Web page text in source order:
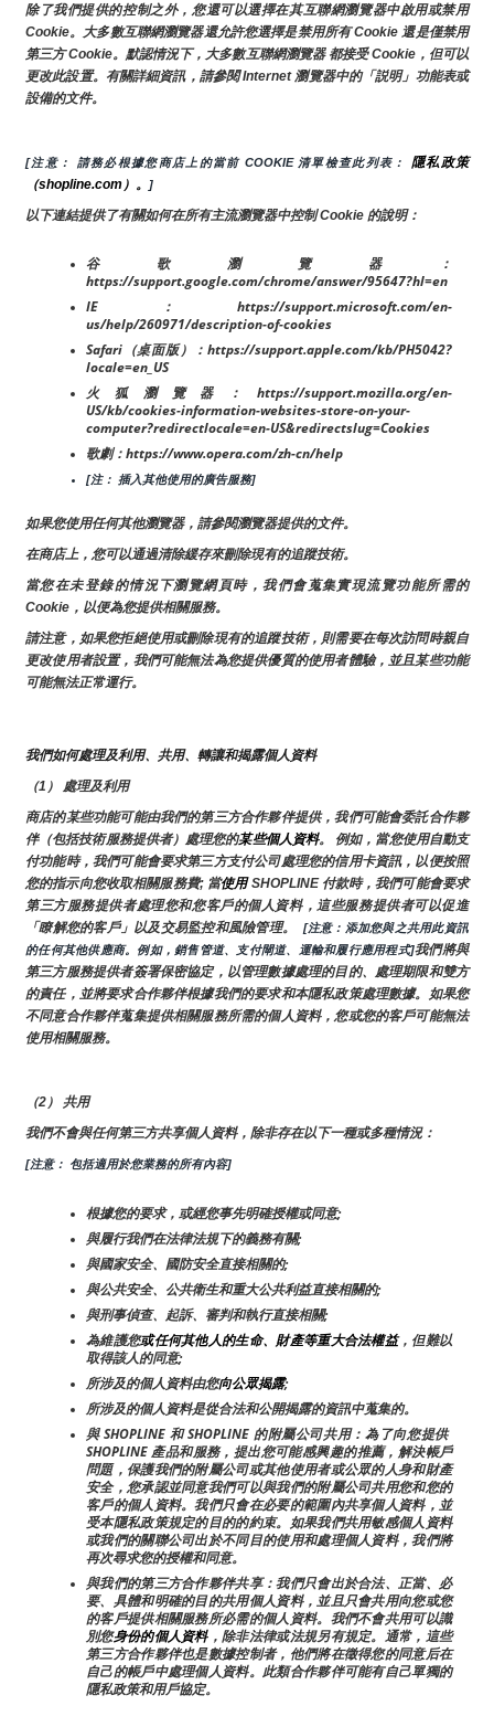
除了我們提供的控制之外，您還可以選擇在其互聯網瀏覽器中啟用或禁用
Cookie。大多數互聯網瀏覽器還允許您選擇是禁用所有 Cookie 還是僅禁用
第三方 Cookie。默認情況下，大多數互聯網瀏覽器 都接受 Cookie，但可以
更改此設置。有關詳細資訊，請參閱 Internet 瀏覽器中的「説明」功能表或
設備的文件。
[注意： 請務必根據您商店上的當前 COOKIE 清單檢查此列表： 隱私政策
（shopline.com）。
]
以下連結提供了有關如何在所有主流瀏覽器中控制 Cookie 的說明：
谷歌瀏覽器：
https://support.google.com/chrome/answer/95647?hl=en
IE：https://support.microsoft.com/en-
us/help/260971/description-of-cookies
Safari（桌面版）：https://support.apple.com/kb/PH5042?
locale=en_US
火狐瀏覽器：https://support.mozilla.org/en-
US/kb/cookies-information-websites-store-on-your-
computer?redirectlocale=en-US&redirectslug=Cookies
歌劇：https://www.opera.com/zh-cn/help
[注： 插入其他使用的廣告服務]
如果您使用任何其他瀏覽器，請參閱瀏覽器提供的文件。
在商店上，您可以通過清除緩存來刪除現有的追蹤技術。
當您在未登錄的情況下瀏覽網頁時，我們會蒐集實現流覽功能所需的
Cookie，以便為您提供相關服務。
請注意，如果您拒絕使用或刪除現有的追蹤技術，則需要在每次訪問時親自
更改使用者設置，我們可能無法為您提供優質的使用者體驗，並且某些功能
可能無法正常運行。
我們如何處理及利用、共用、轉讓和揭露個人資料
（1） 處理及利用
商店的某些功能可能由我們的第三方合作夥伴提供，我們可能會委託合作夥
伴（包括技術服務提供者）處理您的某些個人資料。 例如，當您使用自動支
付功能時，我們可能會要求第三方支付公司處理您的信用卡資訊，以便按照
您的指示向您收取相關服務費; 當使用 SHOPLINE 付款時，我們可能會要求
第三方服務提供者處理您和您客戶的個人資料，這些服務提供者可以促進
「瞭解您的客戶」以及交易監控和風險管理。
[注意：添加您與之共用此資訊
的任何其他供應商。例如，銷售管道、支付閘道、運輸和履行應用程式]我們將與
第三方服務提供者簽署保密協定，以管理數據處理的目的、處理期限和雙方
的責任，並將要求合作夥伴根據我們的要求和本隱私政策處理數據。如果您
不同意合作夥伴蒐集提供相關服務所需的個人資料，您或您的客戶可能無法
使用相關服務。
（2） 共用
我們不會與任何第三方共享個人資料，除非存在以下一種或多種情況：
[注意： 包括適用於您業務的所有內容]
根據您的要求，或經您事先明確授權或同意;
與履行我們在法律法規下的義務有關;
與國家安全、國防安全直接相關的;
與公共安全、公共衛生和重大公共利益直接相關的;
與刑事偵查、起訴、審判和執行直接相關;
為維護您或任何其他人的生命、財產等重大合法權益，但難以
取得該人的同意;
所涉及的個人資料由您向公眾揭露;
所涉及的個人資料是從合法和公開揭露的資訊中蒐集的。
與 SHOPLINE 和 SHOPLINE 的附屬公司共用：為了向您提供
SHOPLINE 產品和服務，提出您可能感興趣的推薦，解決帳戶
問題，保護我們的附屬公司或其他使用者或公眾的人身和財產
安全，您承認並同意我們可以與我們的附屬公司共用您和您的
客戶的個人資料。我們只會在必要的範圍內共享個人資料，並
受本隱私政策規定的目的的約束。如果我們共用敏感個人資料
或我們的關聯公司出於不同目的使用和處理個人資料，我們將
再次尋求您的授權和同意。
與我們的第三方合作夥伴共享：我們只會出於合法、正當、必
要、具體和明確的目的共用個人資料，並且只會共用向您或您
的客戶提供相關服務所必需的個人資料。我們不會共用可以識
別您身份的個人資料，除非法律或法規另有規定。通常，這些
第三方合作夥伴也是數據控制者，他們將在徵得您的同意后在
自己的帳戶中處理個人資料。此類合作夥伴可能有自己單獨的
隱私政策和用戶協定。